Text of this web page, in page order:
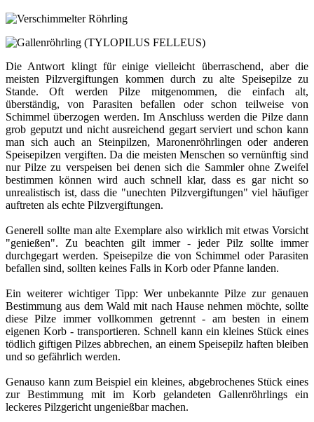
Die Antwort klingt für einige vielleicht überraschend, aber die
meisten Pilzvergiftungen kommen durch zu alte Speisepilze zu
Stande. Oft werden Pilze mitgenommen, die einfach alt,
überständig, von Parasiten befallen oder schon teilweise von
Schimmel überzogen werden. Im Anschluss werden die Pilze dann
grob geputzt und nicht ausreichend gegart serviert und schon kann
man sich auch an Steinpilzen, Maronenröhrlingen oder anderen
Speisepilzen vergiften. Da die meisten Menschen so vernünftig sind
nur Pilze zu verspeisen bei denen sich die Sammler ohne Zweifel
bestimmen können wird auch schnell klar, dass es gar nicht so
unrealistisch ist, dass die "unechten Pilzvergiftungen" viel häufiger
auftreten als echte Pilzvergiftungen.
Generell sollte man alte Exemplare also wirklich mit etwas Vorsicht
"genießen". Zu beachten gilt immer - jeder Pilz sollte immer
durchgegart werden. Speisepilze die von Schimmel oder Parasiten
befallen sind, sollten keines Falls in Korb oder Pfanne landen.
Ein weiterer wichtiger Tipp: Wer unbekannte Pilze zur genauen
Bestimmung aus dem Wald mit nach Hause nehmen möchte, sollte
diese Pilze immer vollkommen getrennt - am besten in einem
eigenen Korb - transportieren. Schnell kann ein kleines Stück eines
tödlich giftigen Pilzes abbrechen, an einem Speisepilz haften bleiben
und so gefährlich werden.
Genauso kann zum Beispiel ein kleines, abgebrochenes Stück eines
zur Bestimmung mit im Korb gelandeten Gallenröhrlings ein
leckeres Pilzgericht ungenießbar machen.